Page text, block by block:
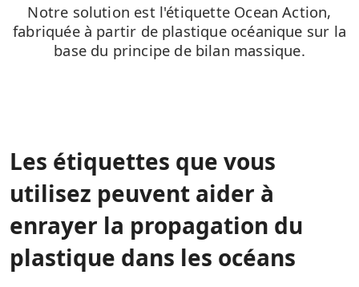
Notre solution est l'étiquette Ocean Action,
fabriquée à partir de plastique océanique sur la
base du principe de bilan massique.
Les étiquettes que vous
utilisez peuvent aider à
enrayer la propagation du
plastique dans les océans